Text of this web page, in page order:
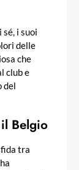
i suoi
delle
che
club e
del
Belgio
tra